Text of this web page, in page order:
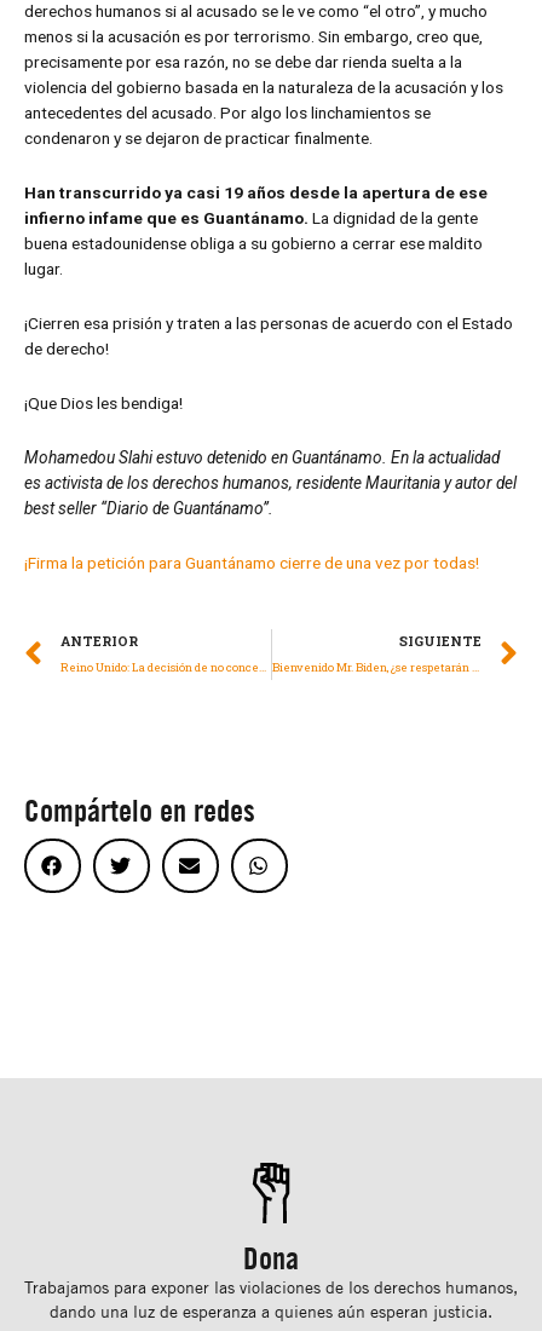
derechos humanos si al acusado se le ve como “el otro”, y mucho
menos si la acusación es por terrorismo. Sin embargo, creo que,
precisamente por esa razón, no se debe dar rienda suelta a la
violencia del gobierno basada en la naturaleza de la acusación y los
antecedentes del acusado. Por algo los linchamientos se
condenaron y se dejaron de practicar finalmente.
Han transcurrido ya casi 19 años desde la apertura de ese
infierno infame que es Guantánamo. La dignidad de la gente
buena estadounidense obliga a su gobierno a cerrar ese maldito
lugar.
¡Cierren esa prisión y traten a las personas de acuerdo con el Estado
de derecho!
¡Que Dios les bendiga!
Mohamedou Slahi estuvo detenido en Guantánamo . En la actualidad
es activista de los derechos humanos, residente Mauritania y autor del
best seller “Diario de Guantánamo”.
¡Firma la petición para Guantánamo cierre de una vez por todas!
ANTERIOR
Reino Unido: La decisión de no conceder a Assange la libertad bajo fianza hace que la continuidad de su detención sea “arbitraria”
SIGUIENTE
Bienvenido Mr. Biden, ¿se respetarán por fin los derechos humanos en Estados Unidos?
Compártelo en redes
Dona
Trabajamos para exponer las violaciones de los derechos humanos,
dando una luz de esperanza a quienes aún esperan justicia.